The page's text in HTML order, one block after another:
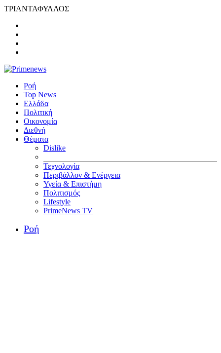
ΤΡΙΑΝΤΑΦΥΛΛΟΣ
Ροή
Top News
Ελλάδα
Πολιτική
Οικονομία
Διεθνή
Θέματα
Dislike
Τεχνολογία
Περιβάλλον & Ενέργεια
Υγεία & Επιστήμη
Πολιτισμός
Lifestyle
PrimeNews TV
Ροή